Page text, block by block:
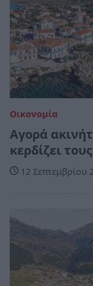
Οικονομία
Αγορά
κερδίζει
12 Σεπτεμβρίου